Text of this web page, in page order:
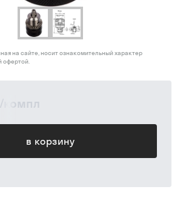
/ компл
в корзину
на сайте, носит ознакомительный характер
офертой.